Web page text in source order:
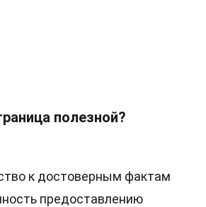
полезной?
к достоверным фактам
предоставлению